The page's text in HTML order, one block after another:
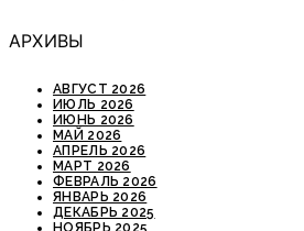
АРХИВЫ
АВГУСТ 2026
ИЮЛЬ 2026
ИЮНЬ 2026
МАЙ 2026
АПРЕЛЬ 2026
МАРТ 2026
ФЕВРАЛЬ 2026
ЯНВАРЬ 2026
ДЕКАБРЬ 2025
НОЯБРЬ 2025